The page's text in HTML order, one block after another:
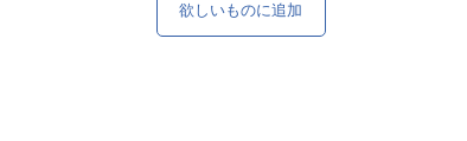
欲しいものに追加